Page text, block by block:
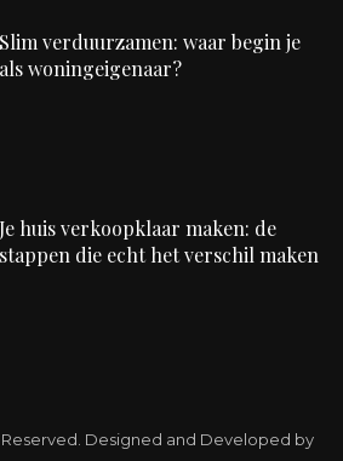
Slim verduurzamen: waar begin je
als woningeigenaar?
Je huis verkoopklaar maken: de
stappen die echt het verschil maken
Reserved. Designed and Developed by